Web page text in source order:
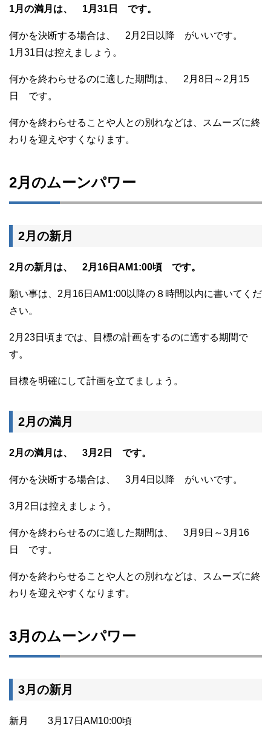
1月の満月は、 1月31日 です。
何かを決断する場合は、 2月2日以降 がいいです。
1月31日は控えましょう。
何かを終わらせるのに適した期間は、 2月8日～2月15
日 です。
何かを終わらせることや人との別れなどは、スムーズに終
わりを迎えやすくなります。
2月のムーンパワー
2月の新月
2月の新月は、 2月16日AM1:00頃 です。
願い事は、2月16日AM1:00以降の８時間以内に書いてくだ
さい。
2月23日頃までは、目標の計画をするのに適する期間で
す。
目標を明確にして計画を立てましょう。
2月の満月
2月の満月は、 3月2日 です。
何かを決断する場合は、 3月4日以降 がいいです。
3月2日は控えましょう。
何かを終わらせるのに適した期間は、 3月9日～3月16
日 です。
何かを終わらせることや人との別れなどは、スムーズに終
わりを迎えやすくなります。
3月のムーンパワー
3月の新月
新月 3月17日AM10:00頃